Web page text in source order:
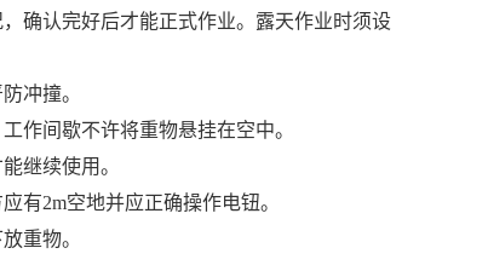
确认完好后才能正式作业。露天作业时须设
冲撞。
工作间歇不许将重物悬挂在空中。
继续使用。
有2m空地并应正确操作电钮。
重物。